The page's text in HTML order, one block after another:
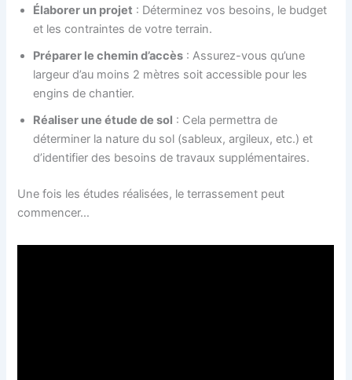
Élaborer un projet : Déterminez vos besoins, le budget
et les contraintes de votre terrain.
Préparer le chemin d’accès : Assurez-vous qu’une
largeur d’au moins 2 mètres soit accessible pour les
engins de chantier.
Réaliser une étude de sol : Cela permettra de
déterminer la nature du sol (sableux, argileux, etc.) et
d’identifier des besoins de travaux supplémentaires.
Une fois les études réalisées, le terrassement peut
commencer…